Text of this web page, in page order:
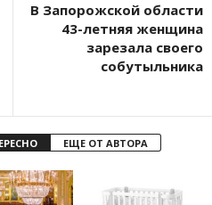
В Запорожской области
43-летняя женщина
зарезала своего
собутыльника
ЕЩЕ ОТ АВТОРА